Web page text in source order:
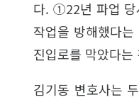
다. ①22년 파업 당
작업을 방해했다
진입로를 막았다는
김기동 변호사는